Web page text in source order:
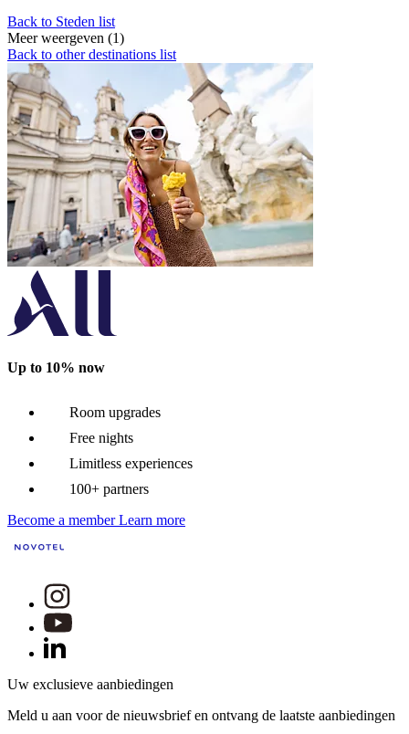
Back to Steden list
Meer weergeven (1)
Back to other destinations list
Up to 10% now
Room upgrades
Free nights
Limitless experiences
100+ partners
Become a member Learn more
Uw exclusieve aanbiedingen
Meld u aan voor de nieuwsbrief en ontvang de laatste aanbiedingen